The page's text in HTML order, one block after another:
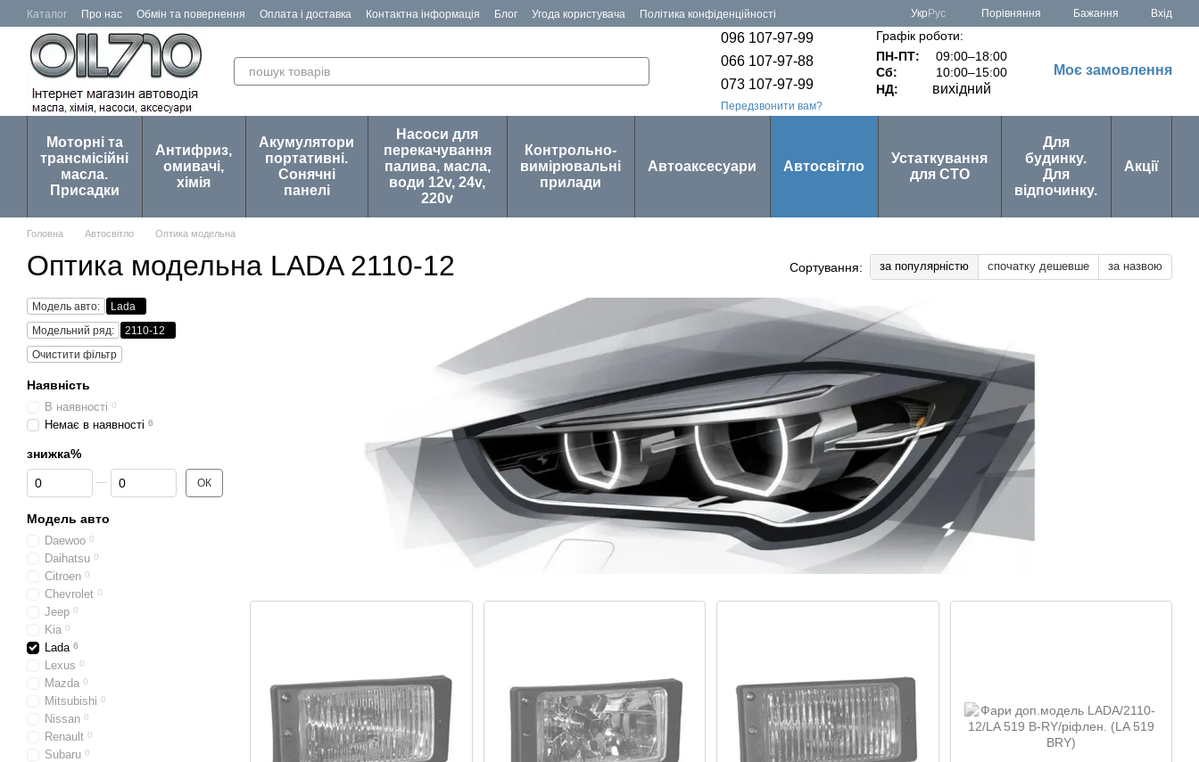
Перейти до основного контенту
Каталог Про нас Обмін та повернення Оплата і доставка Контактна інформація Блог Угода користувача
Політика конфіденційності
Відгуки про магазин
Укр Рус Порівняння Бажання Вхід
096 107-97-99
066 107-97-88
073 107-97-99
Передзвонити вам?
Графік роботи:
ПН-ПТ:
09:00–18:00
Сб:
10:00–15:00
НД:
вихідний
Моє замовлення
Моторні та
трансмісійні
масла.
Присадки
Антифриз,
омивачі,
хімія
Акумулятори
портативні.
Сонячні
панелі
Насоси для
перекачування
палива, масла,
води 12v, 24v,
220v
Контрольно-
вимірювальні
прилади
Автоаксесуари Автосвітло
Устаткування
для СТО
Для
будинку.
Для
відпочинку.
Акції
Головна Автосвітло Оптика модельна
Оптика модельна LADA 2110-12 Сортування: за популярністю спочатку дешевше за назвою
Модель авто:
Lada
Модельний ряд:
2110-12
Очистити фільтр
Наявність
В наявності 0
Немає в наявності 6
знижка%
Від знижка%
До знижка% ОК
Модель авто
Daewoo 0
Daihatsu 0
Citroen 0
Chevrolet 0
Jeep 0
Kia 0
Lada 6
Lexus 0
Mazda 0
Mitsubishi 0
Nissan 0
Renault 0
Subaru 0